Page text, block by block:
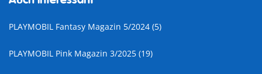
PLAYMOBIL Fantasy Magazin 5/2024 (5)
PLAYMOBIL Pink Magazin 3/2025 (19)